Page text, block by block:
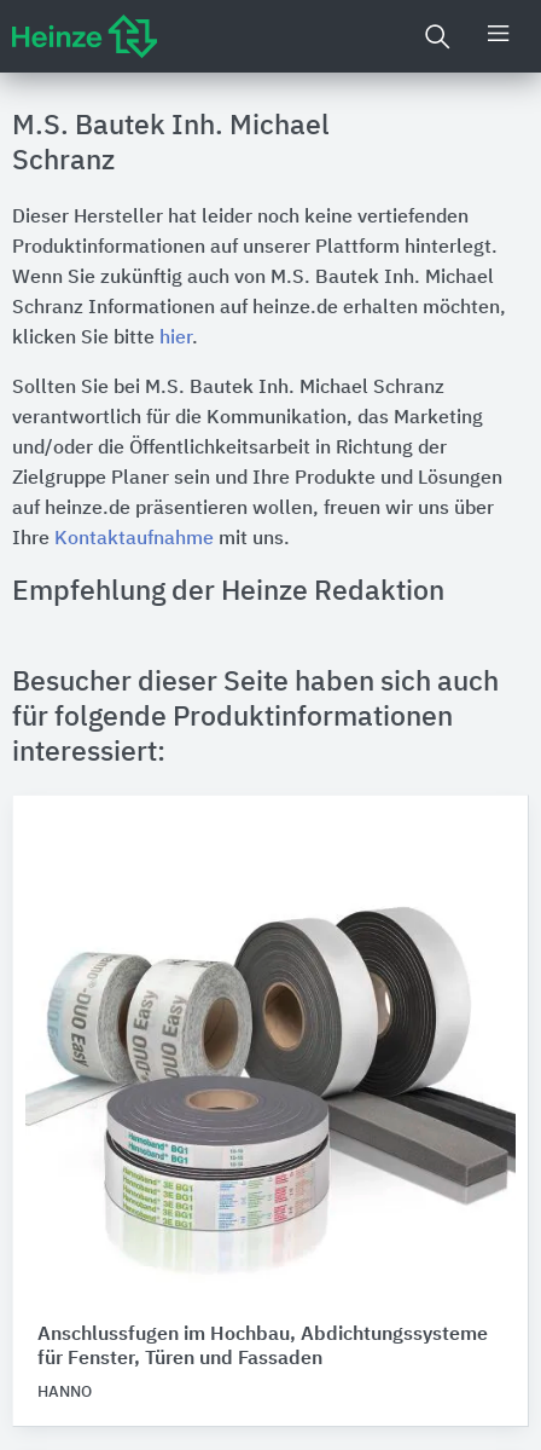
M.S. Bautek Inh. Michael
Schranz
Dieser Hersteller hat leider noch keine vertiefenden
Produktinformationen auf unserer Plattform hinterlegt.
Wenn Sie zukünftig auch von M.S. Bautek Inh. Michael
Schranz Informationen auf heinze.de erhalten möchten,
klicken Sie bitte hier.
Sollten Sie bei M.S. Bautek Inh. Michael Schranz
verantwortlich für die Kommunikation, das Marketing
und/oder die Öffentlichkeitsarbeit in Richtung der
Zielgruppe Planer sein und Ihre Produkte und Lösungen
auf heinze.de präsentieren wollen, freuen wir uns über
Ihre Kontaktaufnahme mit uns.
Empfehlung der Heinze Redaktion
Besucher dieser Seite haben sich auch
für folgende Produktinformationen
interessiert:
Anschlussfugen im Hochbau, Abdichtungssysteme
für Fenster, Türen und Fassaden
HANNO